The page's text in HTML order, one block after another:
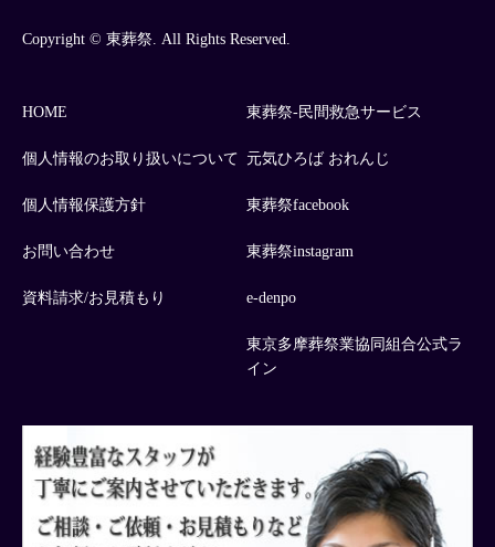
Copyright © 東葬祭. All Rights Reserved.
HOME
個人情報のお取り扱いについて
個人情報保護方針
お問い合わせ
資料請求/お見積もり
東葬祭-民間救急サービス
元気ひろば おれんじ
東葬祭facebook
東葬祭instagram
e-denpo
東京多摩葬祭業協同組合公式ラ
イン